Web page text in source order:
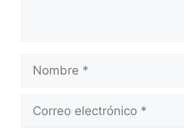
Nombre
Correo